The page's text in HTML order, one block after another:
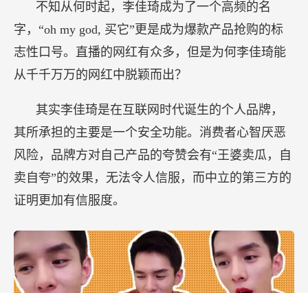
不知从何时起，李佳琦成为了一个高频的名
字，“oh my god, 买它”更是成为爆款产品抢购的标
志性口号。直播的网红有众多，但是为何李佳琦能
从千千万万的网红中脱颖而出？
其实李佳琦是在互联网时代诞生的个人品牌，
其所承担的主要是一个安全功能。消费者心智厌恶
风险，品牌方对自己产品的夸赞会有“王婆卖瓜，自
卖自夸”的效果，无法令人信服，而中立的第三方的
证明更加有信服度。